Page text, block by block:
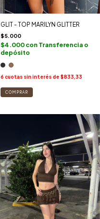
GLIT - TOP MARILYN GLITTER
$5.000
$4.000con Transferencia o
depósito
6 cuotas sin interés de $833,33
COMPRAR